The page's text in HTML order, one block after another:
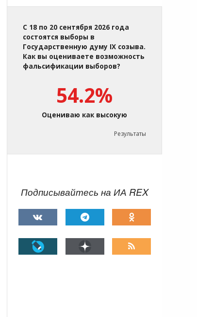
С 18 по 20 сентября 2026 года
состоятся выборы в
Государственную думу IX созыва.
Как вы оцениваете возможность
фальсификации выборов?
54.2%
Оцениваю как высокую
Результаты
Подписывайтесь на ИА REX